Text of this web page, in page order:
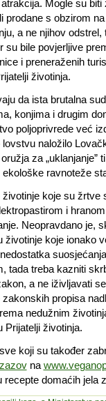
Mogle su
prodane s obzirom
a ne njihov
su bile povjerljive
i preneraženih
životinja.
da ista brutalna
konjima i drugim
poljoprivrede već
lovstvu naložilo
za „uklanjanje”
ekološke ravnoteže
životinje koje su
i
Neopravdano je,
životinje koje ionako
tada treba kazniti
a ne iživljavati
zakonskih propisa
nedužnim
Prijatelji životinja.
koji su također
na
recepte domaćih jela